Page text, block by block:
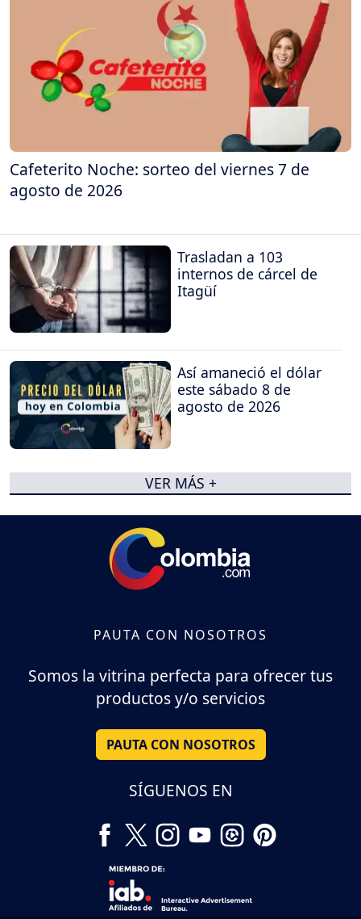
Cafeterito Noche: sorteo del viernes 7 de
agosto de 2026
Trasladan a 103
internos de cárcel de
Itagüí
Así amaneció el dólar
este sábado 8 de
agosto de 2026
VER MÁS +
PAUTA CON NOSOTROS
Somos la vitrina perfecta para ofrecer tus
productos y/o servicios
PAUTA CON NOSOTROS
SÍGUENOS EN